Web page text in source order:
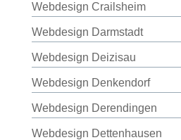
Webdesign Crailsheim
Webdesign Darmstadt
Webdesign Deizisau
Webdesign Denkendorf
Webdesign Derendingen
Webdesign Dettenhausen